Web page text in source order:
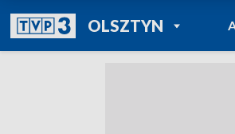
OLSZTYNPOWRÓT DO
TVP REGIONY